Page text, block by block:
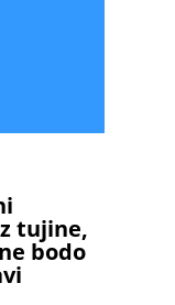
tujine,
bodo